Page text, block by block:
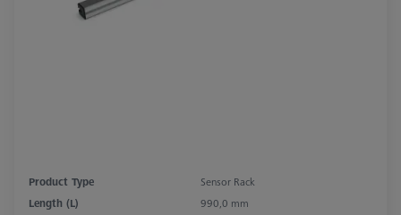
Product Type
Sensor Rack
Length (L)
990,0 mm